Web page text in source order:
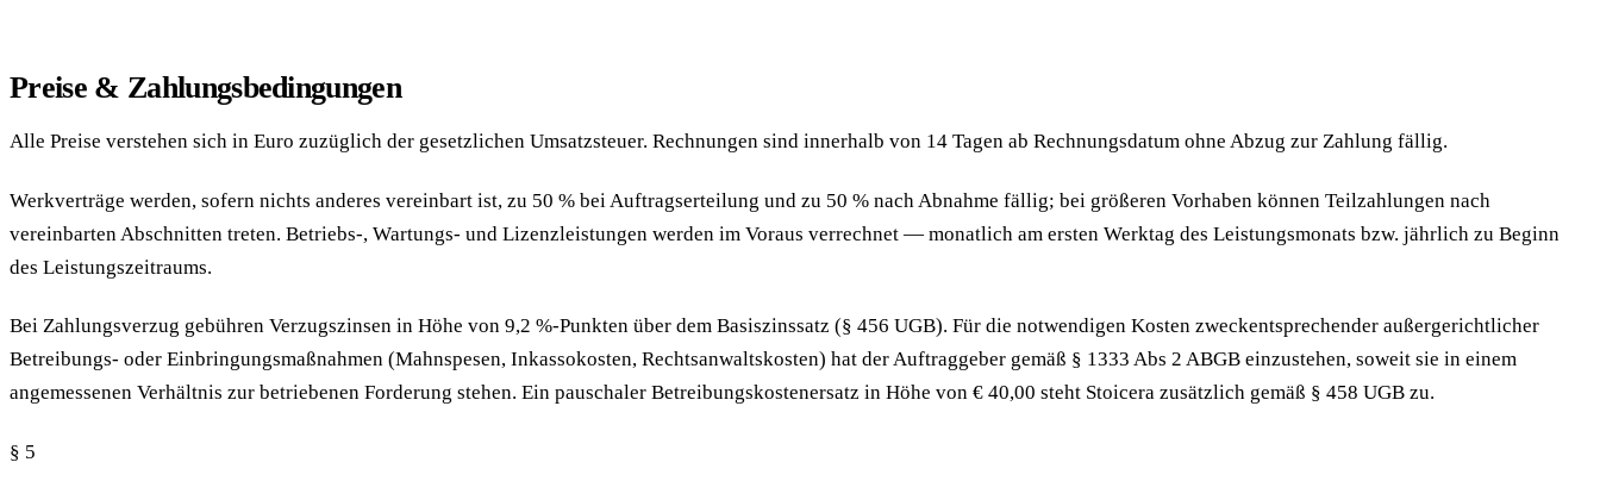
Preise & Zahlungsbedingungen
Alle Preise verstehen sich in Euro zuzüglich der gesetzlichen Umsatzsteuer. Rechnungen sind innerhalb von 14 Tagen ab Rechnungsdatum ohne Abzug zur Zahlung fällig.
Werkverträge werden, sofern nichts anderes vereinbart ist, zu 50 % bei Auftragserteilung und zu 50 % nach Abnahme fällig; bei größeren Vorhaben können Teilzahlungen nach
vereinbarten Abschnitten treten. Betriebs-, Wartungs- und Lizenzleistungen werden im Voraus verrechnet — monatlich am ersten Werktag des Leistungsmonats bzw. jährlich zu Beginn
des Leistungszeitraums.
Bei Zahlungsverzug gebühren Verzugszinsen in Höhe von 9,2 %-Punkten über dem Basiszinssatz (§ 456 UGB). Für die notwendigen Kosten zweckentsprechender außergerichtlicher
Betreibungs- oder Einbringungsmaßnahmen (Mahnspesen, Inkassokosten, Rechtsanwalts­kosten) hat der Auftraggeber gemäß § 1333 Abs 2 ABGB einzustehen, soweit sie in einem
angemessenen Verhältnis zur betriebenen Forderung stehen. Ein pauschaler Betreibungskostenersatz in Höhe von € 40,00 steht Stoicera zusätzlich gemäß § 458 UGB zu.
§ 5